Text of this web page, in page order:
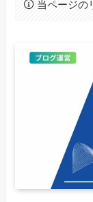
当ページの